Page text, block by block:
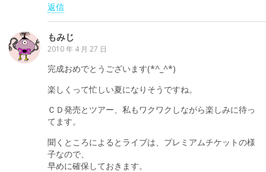
返信
もみじ
2010 年 4 月 27 日
完成おめでとうございます(*^_^*)
楽しくって忙しい夏になりそうですね。
ＣＤ発売とツアー、私もワクワクしながら楽しみに待っ
てます。
聞くところによるとライブは、プレミアムチケットの様
子なので、
早めに確保しておきます。